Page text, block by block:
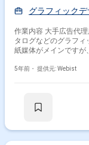
グラフィック
作業内容 大手広告代
タログなどのグラフ
紙媒体がメインですが
5年前・ 提供元: Webist